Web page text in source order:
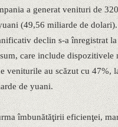
a generat venituri de
(49,56 miliarde de
declin s-a înregistrat
care include dispozitivele
veniturile au scăzut cu 47%,
de yuani.
îmbunătăţirii eficienţei,